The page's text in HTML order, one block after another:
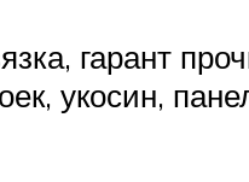
гарант
укосин,